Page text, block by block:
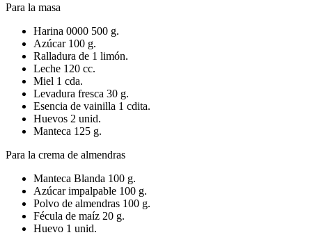
Para la masa
Harina 0000 500 g.
Azúcar 100 g.
Ralladura de 1 limón.
Leche 120 cc.
Miel 1 cda.
Levadura fresca 30 g.
Esencia de vainilla 1 cdita.
Huevos 2 unid.
Manteca 125 g.
Para la crema de almendras
Manteca Blanda 100 g.
Azúcar impalpable 100 g.
Polvo de almendras 100 g.
Fécula de maíz 20 g.
Huevo 1 unid.